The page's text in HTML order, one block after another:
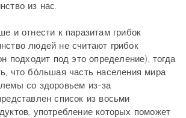
из нас.
и отнести к паразитам грибок
людей не считают грибок
подходит под это определение), тогда
что бо́льшая часть населения мира
со здоровьем из-за
список из восьми
употребление которых поможет